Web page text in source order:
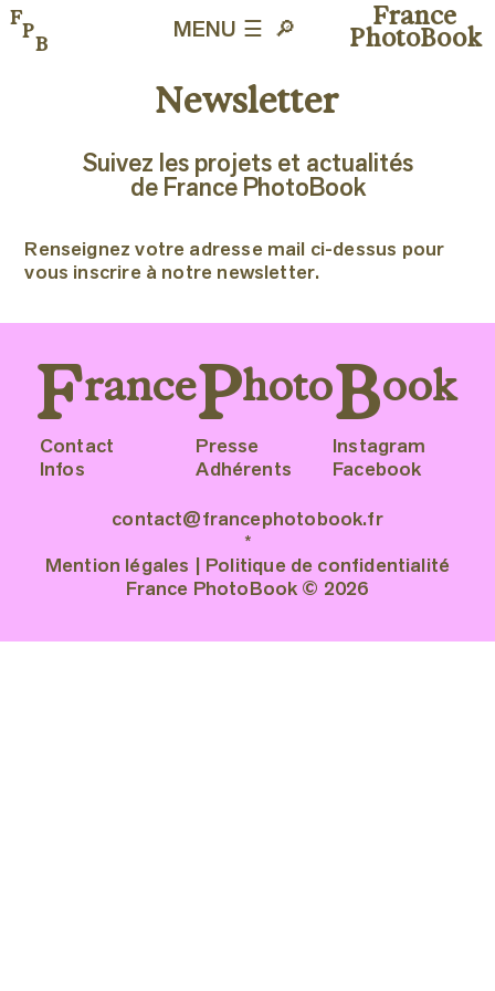
France
PhotoBook
MENU ☰ 🔎︎
F
P
B
Newsletter
Suivez les projets et actualités
de France PhotoBook
Renseignez votre adresse mail ci-dessus pour
vous inscrire à notre newsletter.
FrancePhotoBook
Contact
Infos
Presse
Adhérents
Instagram
Facebook
contact@francephotobook.fr
*
Mention légales
Politique de confidentialité
France PhotoBook © 2026